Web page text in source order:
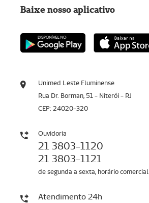
Unimed Leste Fluminense
Rua Dr. Borman, 51 - Niterói - RJ
CEP: 24020-320
Ouvidoria
21 3803-1120
21 3803-1121
de segunda a sexta, horário comercial
Atendimento 24h
Baixe nosso aplicativo